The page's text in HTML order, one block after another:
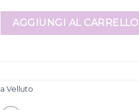
AGGIUNGI AL CARRELLO
Velluto